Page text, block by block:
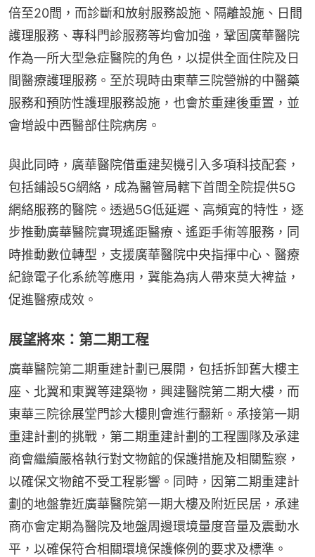
倍至20間，而診斷和放射服務設施、隔離設施、日間
護理服務、專科門診服務等均會加強，鞏固廣華醫院
作為一所大型急症醫院的角色，以提供全面住院及日
間醫療護理服務。至於現時由東華三院營辦的中醫藥
服務和預防性護理服務設施，也會於重建後重置，並
會增設中西醫部住院病房。
與此同時，廣華醫院借重建契機引入多項科技配套，
包括鋪設5G網絡，成為醫管局轄下首間全院提供5G
網絡服務的醫院。透過5G低延遲、高頻寬的特性，逐
步推動廣華醫院實現遙距醫療、遙距手術等服務，同
時推動數位轉型，支援廣華醫院中央指揮中心、醫療
紀錄電子化系統等應用，冀能為病人帶來莫大裨益，
促進醫療成效。
展望將來：第二期工程
廣華醫院第二期重建計劃已展開，包括拆卸舊大樓主
座、北翼和東翼等建築物，興建醫院第二期大樓，而
東華三院徐展堂門診大樓則會進行翻新。承接第一期
重建計劃的挑戰，第二期重建計劃的工程團隊及承建
商會繼續嚴格執行對文物館的保護措施及相關監察，
以確保文物館不受工程影響。同時，因第二期重建計
劃的地盤靠近廣華醫院第一期大樓及附近民居，承建
商亦會定期為醫院及地盤周邊環境量度音量及震動水
平，以確保符合相關環境保護條例的要求及標準。